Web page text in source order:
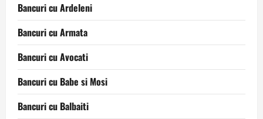
Bancuri cu Ardeleni
Bancuri cu Armata
Bancuri cu Avocati
Bancuri cu Babe si Mosi
Bancuri cu Balbaiti